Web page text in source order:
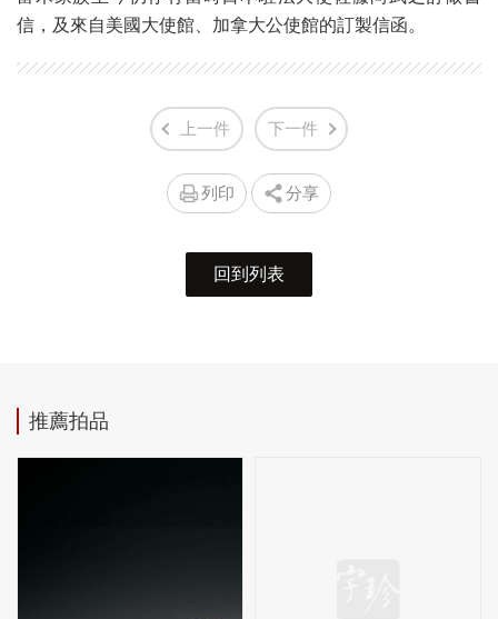
信，及來自美國大使館、加拿大公使館的訂製信函。
上一件 下一件
列印 分享
回到列表
推薦拍品